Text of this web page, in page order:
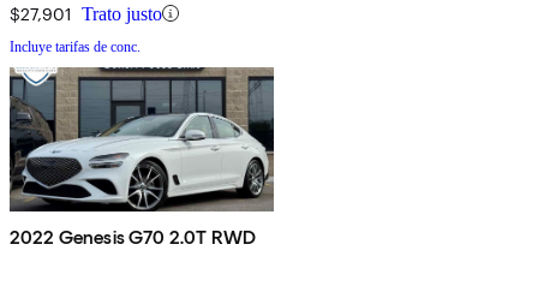
$27,901 Trato justo
Incluye tarifas de conc.
2022 Genesis G70 2.0T RWD